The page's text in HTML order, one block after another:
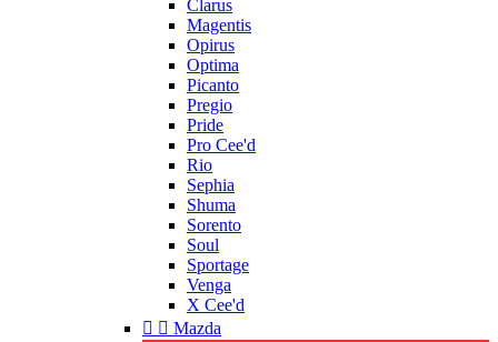
Clarus
Magentis
Opirus
Optima
Picanto
Pregio
Pride
Pro Cee'd
Rio
Sephia
Shuma
Sorento
Soul
Sportage
Venga
X Cee'd
  Mazda